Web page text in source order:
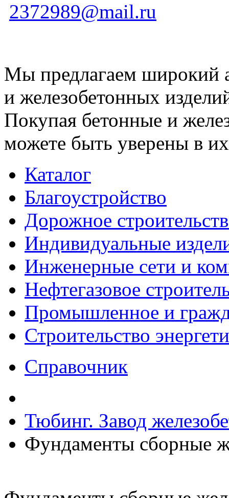
2372989@mail.ru
Мы предлагаем широкий
и железобетонных
Покупая бетонные и
можете быть уверены в их
Каталог
Благоустройство
Дорожное
Индивидуальные
Инженерные сети и
Нефтегазовое
Промышленное и
Строительство
Справочник
Тюбинг. Завод
Фундаменты сборные